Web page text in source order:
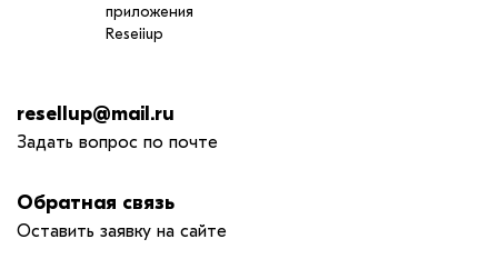
приложения
Reseiiup
resellup@mail.ru
Задать вопрос по почте
Обратная связь
Оставить заявку на сайте